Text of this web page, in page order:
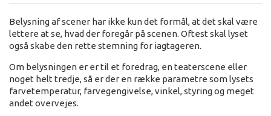
Belysning af scener har ikke kun det formål, at det skal være
lettere at se, hvad der foregår på scenen. Oftest skal lyset
også skabe den rette stemning for iagtageren.
Om belysningen er er til et foredrag, en teaterscene eller
noget helt tredje, så er der en række parametre som lysets
farvetemperatur, farvegengivelse, vinkel, styring og meget
andet overvejes.